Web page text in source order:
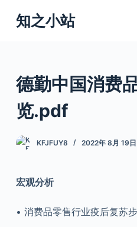
跳
过
知之小站
德勤中国消费
览.pdf
KFJFUY8 2022年 8月 19日
宏观分析
• 消费品零售行业疫后复苏